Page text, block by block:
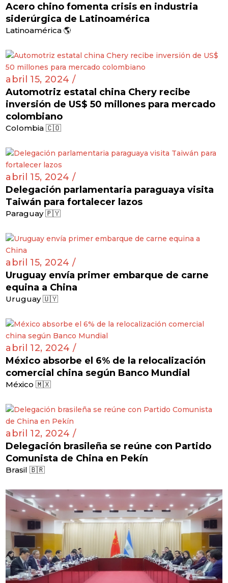
Acero chino fomenta crisis en industria
siderúrgica de Latinoamérica
Latinoamérica 🌎
abril 15, 2024 /
Automotriz estatal china Chery recibe
inversión de US$ 50 millones para mercado
colombiano
Colombia 🇨🇴
abril 15, 2024 /
Delegación parlamentaria paraguaya visita
Taiwán para fortalecer lazos
Paraguay 🇵🇾
abril 15, 2024 /
Uruguay envía primer embarque de carne
equina a China
Uruguay 🇺🇾
abril 12, 2024 /
México absorbe el 6% de la relocalización
comercial china según Banco Mundial
México 🇲🇽
abril 12, 2024 /
Delegación brasileña se reúne con Partido
Comunista de China en Pekín
Brasil 🇧🇷